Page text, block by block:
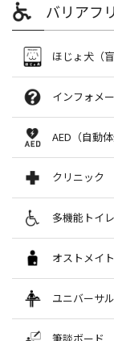
（紳士化粧室内）
本
南
・車内での携帯電話の
・ベビーカーや買い物
る場合がございます。
・全館休業日は運休い
屋上フォレストガ
南館1Fベビーカ
東館
1F駐車場
西館
西館1Fアレーナホ
マロニエコート
タワーパーキング
旅行・チケット
JTB
本館3F
・JRチケット・航空
（10:00～20:00）
クリーニング
西館B1
03-3708-6163
す。
買物されたご本人が当
免税カウンターをご
頂戴します。
あらかじめご了承下さ
免税カウンター
本館3F
[カウンター営業時間]
※詳細は「免税カウン
玉川タカシマヤ（
※免税手続き一回の数
におたずねください。
※以下の手続きについ
・大衆点評キャッシュ
・駐日外国公館等に対
詳細は
タカシマヤ友の会
会員様限定の特典や
いただくと、1年後に
「会員証・お買物カー
ご入会･お問い合わせ
本館タカシマヤ6F 友
詳細は
高島屋のスゴイ積
高島屋でお買物をお楽
積立金を毎月1年間（
ナスを加え、「お買物
詳細は
バリアフ
ほじょ犬（
館内全ての店舗にご入
インフォメ
本館インフォメー
本館1F正面口
●店内のご案内
●お呼び出しの承り（
●車椅子、ショッピン
本館B1
●店内のご案内
南館インフォメー
南館1Fプラザ正面口
●インフォメーション
AED（自動
本館 1F エスカレ
南館6F パンフレ
本館・南館 連絡通
クリニック
玉川クリニック
03-3709-3281
診療時間 10:00～
玉川デンタルクリニ
本館屋上
多機能トイレ
多機能トイレ
本館タカシマヤ1F
本館
B1 2F
南館
東館
B1
1F
オストメイ
オストメイト対応
ユニバーサ
ユニバーサルシー